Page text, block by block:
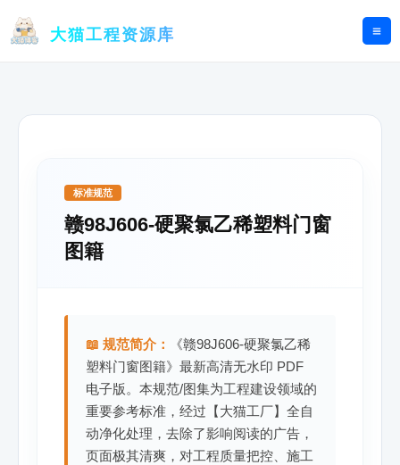
大猫工程资源库
标准规范
赣98J606-硬聚氯乙稀塑料门窗
图籍
📖 规范简介：
《赣98J606-硬聚氯乙稀
塑料门窗图籍》最新高清无水印 PDF
电子版。本规范/图集为工程建设领域的
重要参考标准，经过【大猫工厂】全自
动净化处理，去除了影响阅读的广告，
页面极其清爽，对工程质量把控、施工